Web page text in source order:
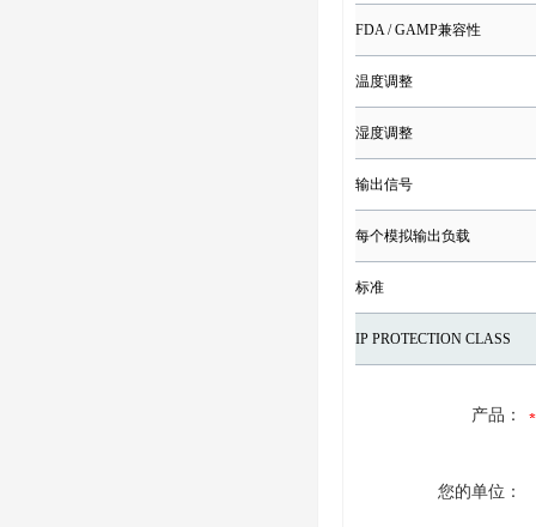
FDA / GAMP兼容性
温度调整
湿度调整
输出信号
每个模拟输出负载
标准
IP PROTECTION CLASS
产品：
您的单位：